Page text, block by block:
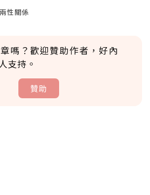
性關係
嗎？歡迎贊助作者，好內
支持。
贊助